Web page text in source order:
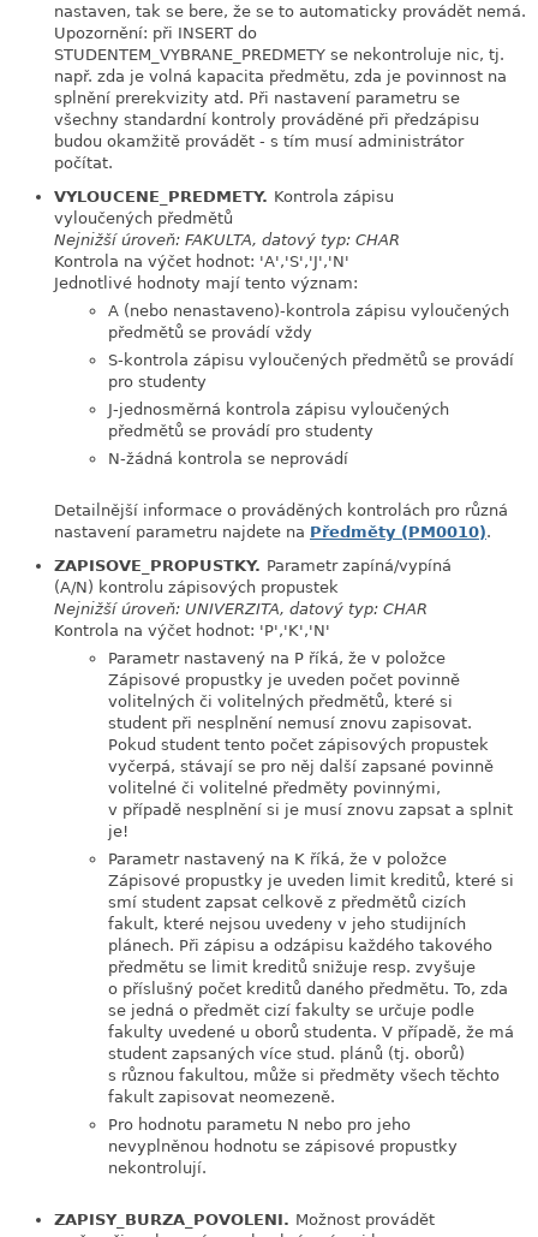
nastaven, tak se bere, že se to automaticky provádět nemá.
Upozornění: při INSERT do
STUDENTEM_VYBRANE_PREDMETY se nekontroluje nic, tj.
např. zda je volná kapacita předmětu, zda je povinnost na
splnění prerekvizity atd. Při nastavení parametru se
všechny standardní kontroly prováděné při předzápisu
budou okamžitě provádět - s tím musí administrátor
počítat.
VYLOUCENE_PREDMETY. Kontrola zápisu
vyloučených předmětů
Nejnižší úroveň: FAKULTA, datový typ: CHAR
Kontrola na výčet hodnot: 'A','S','J','N'
Jednotlivé hodnoty mají tento význam:
A (nebo nenastaveno)-kontrola zápisu vyloučených
předmětů se provádí vždy
S-kontrola zápisu vyloučených předmětů se provádí
pro studenty
J-jednosměrná kontrola zápisu vyloučených
předmětů se provádí pro studenty
N-žádná kontrola se neprovádí
Detailnější informace o prováděných kontrolách pro různá
nastavení parametru najdete na Předměty (PM0010).
ZAPISOVE_PROPUSTKY. Parametr zapíná/vypíná
(A/N) kontrolu zápisových propustek
Nejnižší úroveň: UNIVERZITA, datový typ: CHAR
Kontrola na výčet hodnot: 'P','K','N'
Parametr nastavený na P říká, že v položce
Zápisové propustky je uveden počet povinně
volitelných či volitelných předmětů, které si
student při nesplnění nemusí znovu zapisovat.
Pokud student tento počet zápisových propustek
vyčerpá, stávají se pro něj další zapsané povinně
volitelné či volitelné předměty povinnými,
v případě nesplnění si je musí znovu zapsat a splnit
je!
Parametr nastavený na K říká, že v položce
Zápisové propustky je uveden limit kreditů, které si
smí student zapsat celkově z předmětů cizích
fakult, které nejsou uvedeny v jeho studijních
plánech. Při zápisu a odzápisu každého takového
předmětu se limit kreditů snižuje resp. zvyšuje
o příslušný počet kreditů daného předmětu. To, zda
se jedná o předmět cizí fakulty se určuje podle
fakulty uvedené u oborů studenta. V případě, že má
student zapsaných více stud. plánů (tj. oborů)
s různou fakultou, může si předměty všech těchto
fakult zapisovat neomezeně.
Pro hodnotu parametu N nebo pro jeho
nevyplněnou hodnotu se zápisové propustky
nekontrolují.
ZAPISY_BURZA_POVOLENI. Možnost provádět